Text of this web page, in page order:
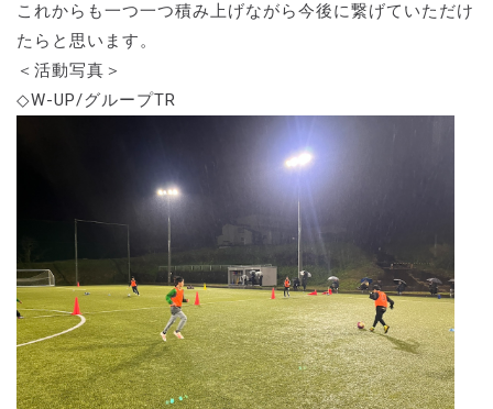
これからも一つ一つ積み上げながら今後に繋げていただけ
たらと思います。
＜活動写真＞
◇W-UP/グループTR